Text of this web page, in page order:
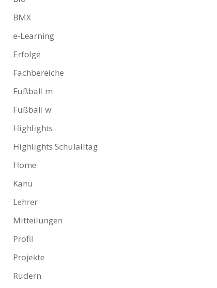
BMX
e-Learning
Erfolge
Fachbereiche
Fußball m
Fußball w
Highlights
Highlights Schulalltag
Home
Kanu
Lehrer
Mitteilungen
Profil
Projekte
Rudern